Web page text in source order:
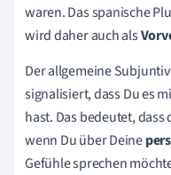
waren. Das spanische
wird daher auch als
Der allgemeine
signalisiert, dass Du es
hast. Das bedeutet,
wenn Du über Deine
Gefühle sprechen